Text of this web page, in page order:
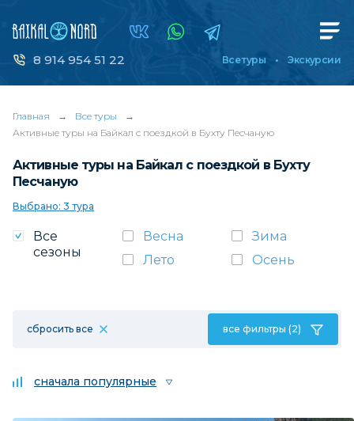
8 914 954 51 22 Все туры Экскурсии
Главная → Все туры
→
Активные туры на Байкал с поездкой в Бухту Песчаную
Активные туры на Байкал с поездкой в Бухту
Песчаную
Выбрано: 3 тура
Все
сезоны
Весна
Зима
Лето
Осень
сбросить все все фильтры (2)
сначала популярные